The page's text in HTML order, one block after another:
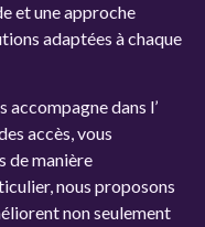
et une approche
adaptées à chaque
dans l’
accès, vous
de manière
nous proposons
non seulement